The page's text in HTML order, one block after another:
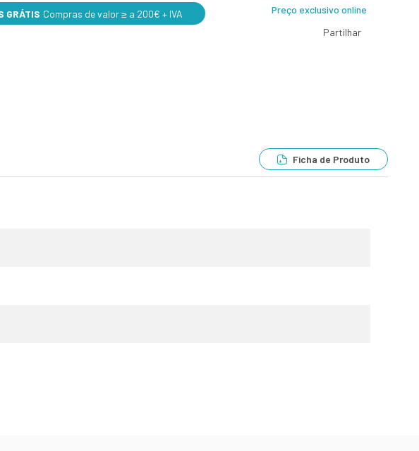
GRÁTIS Compras de valor ≥ a 200€ + IVA
Preço exclusivo online
Partilhar
Ficha de Produto